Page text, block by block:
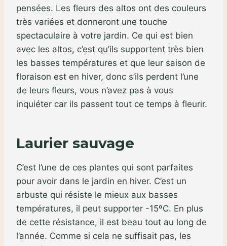
pensées. Les fleurs des altos ont des couleurs
très variées et donneront une touche
spectaculaire à votre jardin. Ce qui est bien
avec les altos, c’est qu’ils supportent très bien
les basses températures et que leur saison de
floraison est en hiver, donc s’ils perdent l’une
de leurs fleurs, vous n’avez pas à vous
inquiéter car ils passent tout ce temps à fleurir.
Laurier sauvage
C’est l’une de ces plantes qui sont parfaites
pour avoir dans le jardin en hiver. C’est un
arbuste qui résiste le mieux aux basses
températures, il peut supporter -15ºC. En plus
de cette résistance, il est beau tout au long de
l’année. Comme si cela ne suffisait pas, les